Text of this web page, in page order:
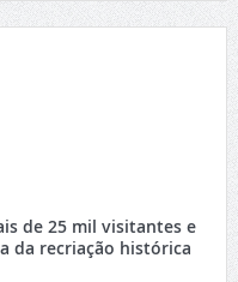
de 25 mil visitantes e
da recriação histórica